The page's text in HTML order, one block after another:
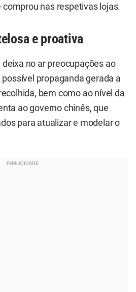
nas respetivas lojas.
e proativa
no ar preocupações ao
propaganda gerada a
bem como ao nível da
ao governo chinês, que
para atualizar e modelar o